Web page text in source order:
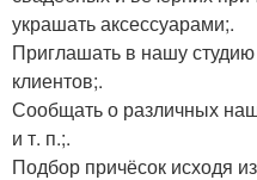
украшать аксессуарами;.
Приглашать в нашу
клиентов;.
Сообщать о различных
и т. п.;.
Подбор причёсок исходя